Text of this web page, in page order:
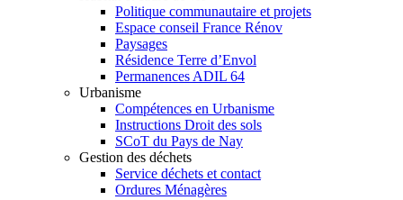
Politique communautaire et projets
Espace conseil France Rénov
Paysages
Résidence Terre d’Envol
Permanences ADIL 64
Urbanisme
Compétences en Urbanisme
Instructions Droit des sols
SCoT du Pays de Nay
Gestion des déchets
Service déchets et contact
Ordures Ménagères